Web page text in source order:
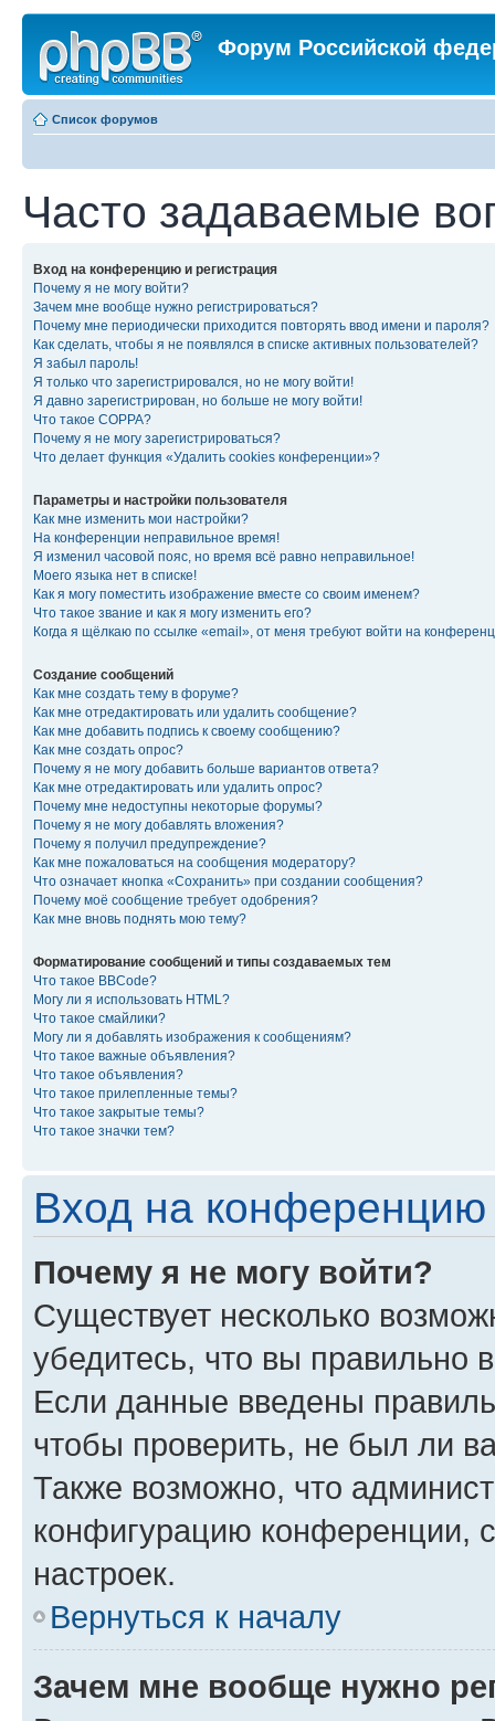
Форум Российской
Список форумов
Часто задаваемые
Вход на конференцию и регистрация
Почему я не могу войти?
Зачем мне вообще нужно регистрироваться?
Почему мне периодически приходится повторять ввод имени и пароля?
Как сделать, чтобы я не появлялся в списке активных пользователей?
Я забыл пароль!
Я только что зарегистрировался, но не могу войти!
Я давно зарегистрирован, но больше не могу войти!
Что такое COPPA?
Почему я не могу зарегистрироваться?
Что делает функция «Удалить cookies конференции»?
Параметры и настройки пользователя
Как мне изменить мои настройки?
На конференции неправильное время!
Я изменил часовой пояс, но время всё равно неправильное!
Моего языка нет в списке!
Как я могу поместить изображение вместе со своим именем?
Что такое звание и как я могу изменить его?
Когда я щёлкаю по ссылке «email», от меня требуют войти на
Создание сообщений
Как мне создать тему в форуме?
Как мне отредактировать или удалить сообщение?
Как мне добавить подпись к своему сообщению?
Как мне создать опрос?
Почему я не могу добавить больше вариантов ответа?
Как мне отредактировать или удалить опрос?
Почему мне недоступны некоторые форумы?
Почему я не могу добавлять вложения?
Почему я получил предупреждение?
Как мне пожаловаться на сообщения модератору?
Что означает кнопка «Сохранить» при создании сообщения?
Почему моё сообщение требует одобрения?
Как мне вновь поднять мою тему?
Форматирование сообщений и типы создаваемых тем
Что такое BBCode?
Могу ли я использовать HTML?
Что такое смайлики?
Могу ли я добавлять изображения к сообщениям?
Что такое важные объявления?
Что такое объявления?
Что такое прилепленные темы?
Что такое закрытые темы?
Что такое значки тем?
Вход на конференцию
Почему я не могу войти?
Существует несколько
убедитесь, что вы правильно
Если данные введены
чтобы проверить, не был ли
Также возможно, что
конфигурацию конференции,
настроек.
Вернуться к началу
Зачем мне вообще нужно